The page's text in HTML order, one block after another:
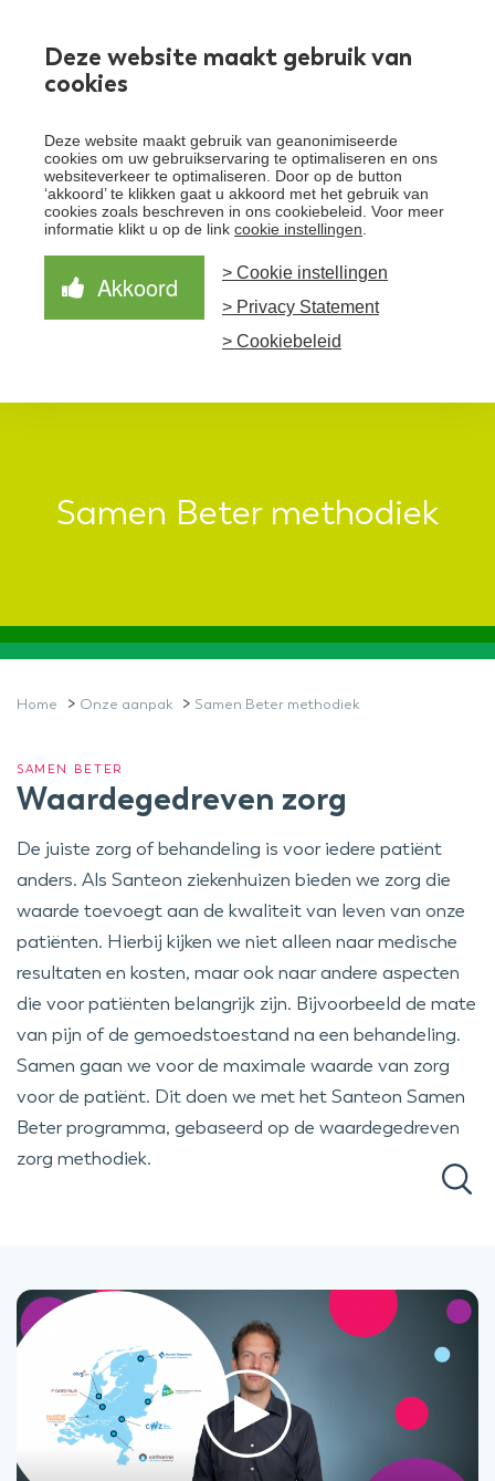
Deze website maakt gebruik van
cookies
Deze website maakt gebruik van geanonimiseerde
cookies om uw gebruikservaring te optimaliseren en ons
websiteverkeer te optimaliseren. Door op de button
‘akkoord’ te klikken gaat u akkoord met het gebruik van
cookies zoals beschreven in ons cookiebeleid. Voor meer
informatie klikt u op de link cookie instellingen
Akkoord
> Cookie instellingen
> Privacy Statement
> Cookiebeleid
Over Santeon
Waardegedreven zorg
aanpak
Samen Beter
Nieuws
Schrijf je in voor de nieuwsbrief
Schrijf je in voor onze nieuwsbrief en ontvang het
laatste nieuws!
Aanmelden nieuwsbrief
Samen Beter methodiek
Home > Onze aanpak > Samen Beter methodiek
SAMEN BETER
Waardegedreven zorg
De juiste zorg of behandeling is voor iedere patiënt
anders. Als Santeon ziekenhuizen bieden we zorg die
waarde toevoegt aan de kwaliteit van leven van onze
patiënten. Hierbij kijken we niet alleen naar medische
resultaten en kosten, maar ook naar andere aspecten
die voor patiënten belangrijk zijn. Bijvoorbeeld de mate
van pijn of de gemoedstoestand na een behandeling.
Samen gaan we voor de maximale waarde van zorg
voor de patiënt. Dit doen we met het Santeon Samen
Beter programma, gebaseerd op de waardegedreven
zorg methodiek.